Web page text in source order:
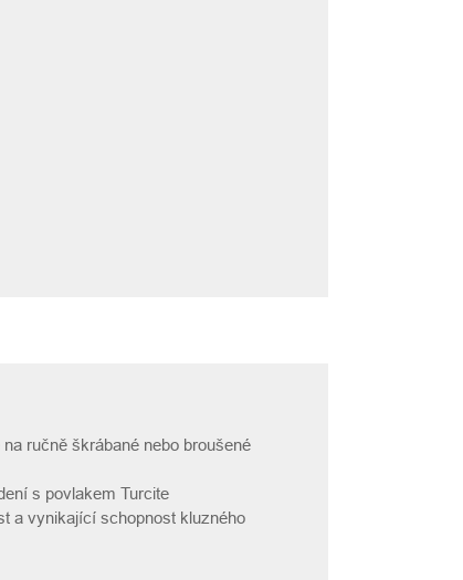
ručně škrábané nebo broušené
s povlakem Turcite
a vynikající schopnost kluzného